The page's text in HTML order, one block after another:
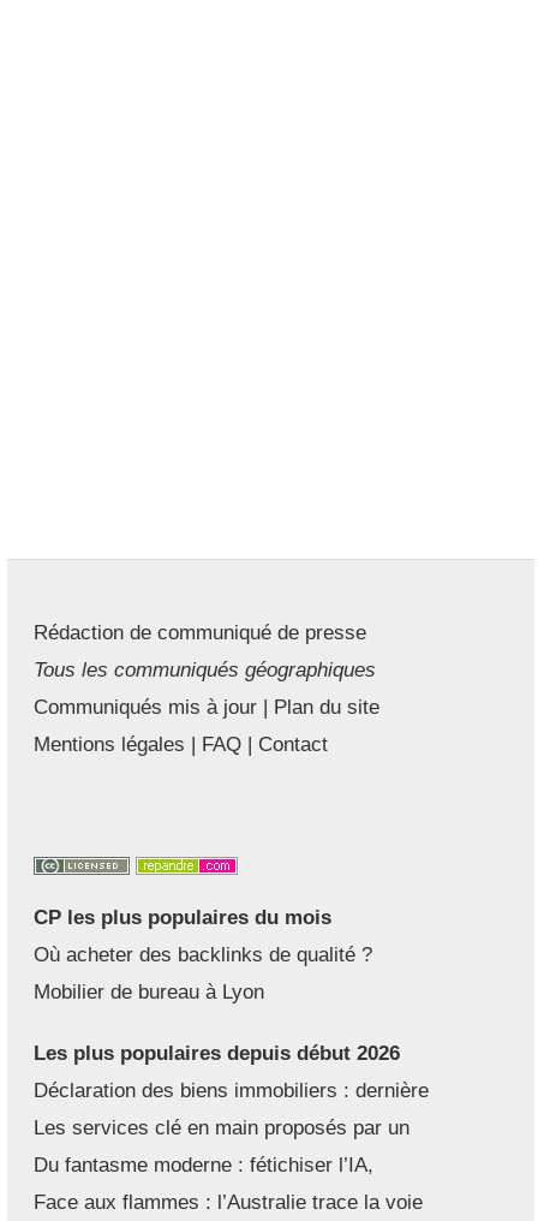
Rédaction de communiqué de presse
Tous les communiqués géographiques
Communiqués mis à jour | Plan du site
Mentions légales | FAQ | Contact
CP les plus populaires du mois
Où acheter des backlinks de qualité ?
Mobilier de bureau à Lyon
Les plus populaires depuis début 2026
Déclaration des biens immobiliers : dernière
Les services clé en main proposés par un
Du fantasme moderne : fétichiser l’IA,
Face aux flammes : l’Australie trace la voie